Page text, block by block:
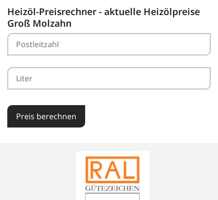
Heizöl-Preisrechner - aktuelle Heizölpreise
Groß Molzahn
Preis berechnen